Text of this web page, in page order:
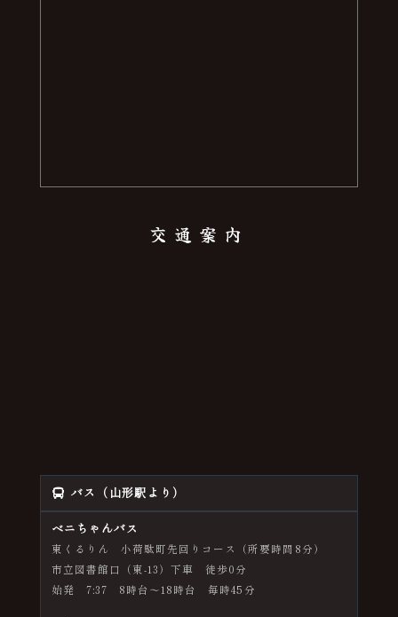
交通案内
バス（山形駅より）
ベニちゃんバス
東くるりん 小荷駄町先回りコース（所要時間8分）
市立図書館口（東-13）下車 徒歩0分
始発 7:37 8時台～18時台 毎時45分